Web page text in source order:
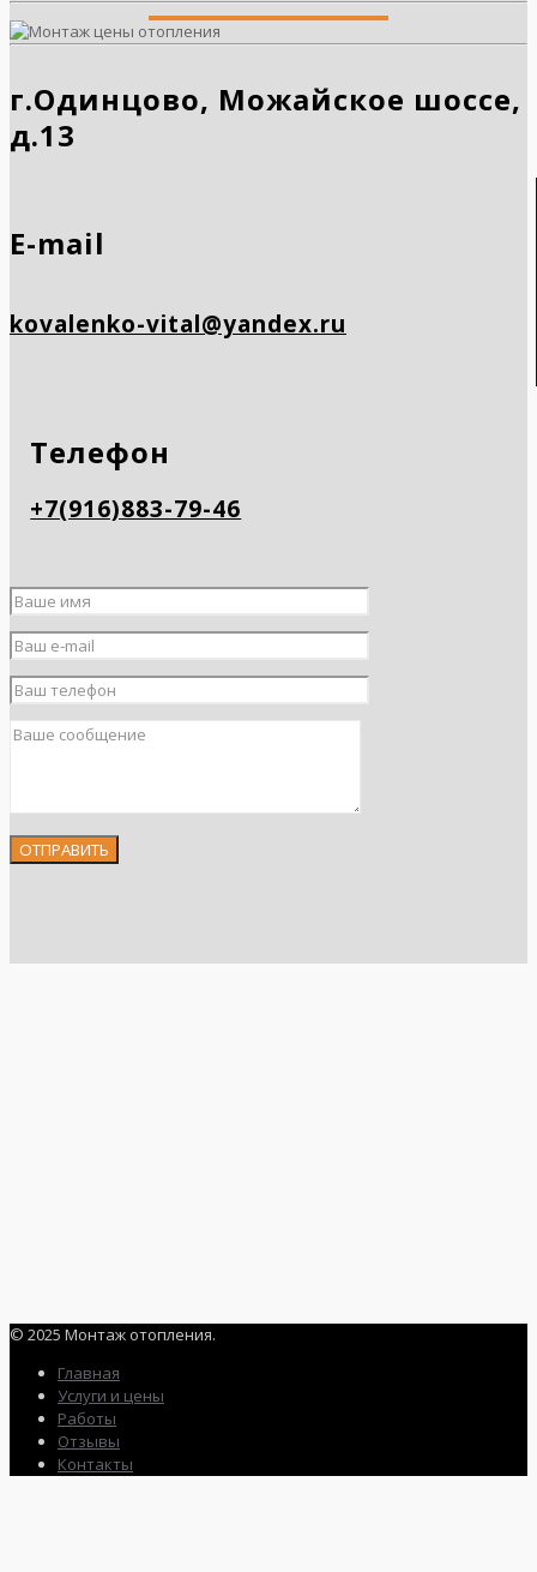
г.Одинцово, Можайское шоссе,
д.13
E-mail
kovalenko-vital@yandex.ru
Телефон
+7(916)883-79-46
© 2025 Монтаж отопления.
Главная
Услуги и цены
Работы
Отзывы
Контакты